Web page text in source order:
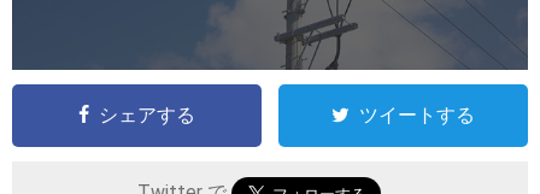
シェアする ツイートする